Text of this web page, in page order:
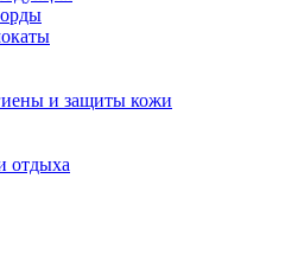
и защиты кожи
отдыха